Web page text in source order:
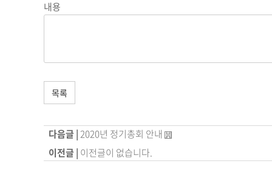
내용
목록
다음글 | 2020년 정기총회 안내
이전글 | 이전글이 없습니다.